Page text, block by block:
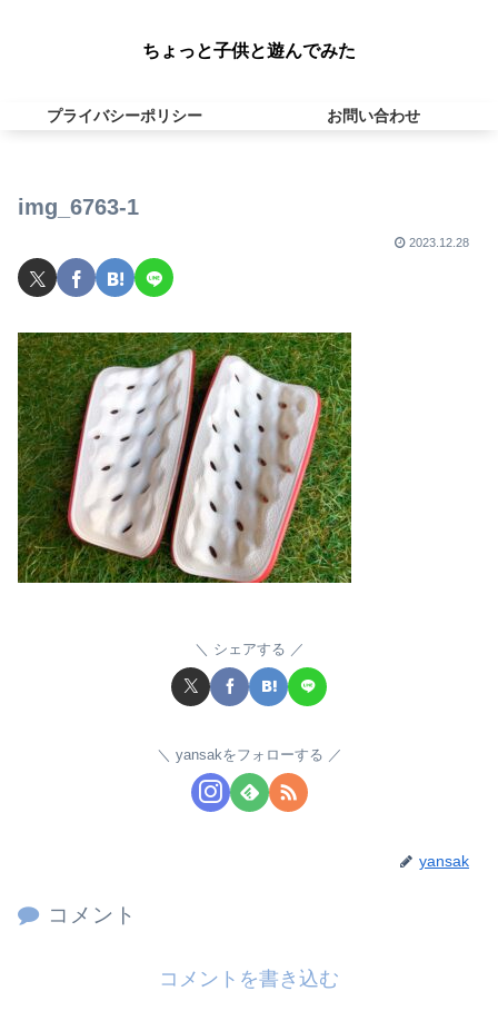
ちょっと子供と遊んでみた
プライバシーポリシー お問い合わせ
img_6763-1
2023.12.28
シェアする
yansakをフォローする
yansak
コメント
コメントを書き込む